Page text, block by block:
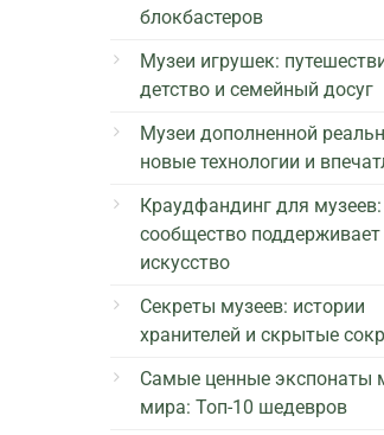
блокбастеров
Музеи игрушек:
детство и семейный досуг
Музеи дополненной
новые технологии и
Краудфандинг для
сообщество поддерживает
искусство
Секреты музеев: истории
хранителей и скрытые
Самые ценные экспонаты
мира: Топ-10 шедевров